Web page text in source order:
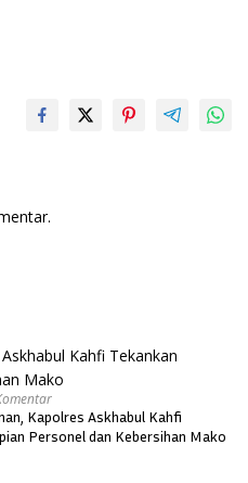
Kapolres Askhabul Kahfi
Personel dan Kebersihan Mako